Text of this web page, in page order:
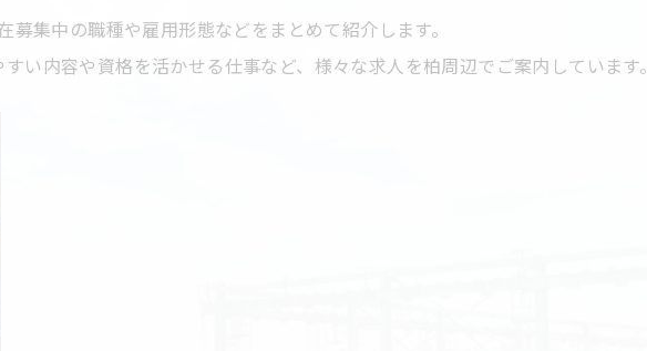
募集中の職種や雇用形態などをまとめて紹介します。
い内容や資格を活かせる仕事など、様々な求人を柏周辺でご案内しています。